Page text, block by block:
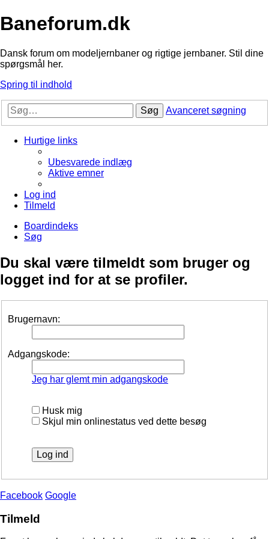
Baneforum.dk
Dansk forum om modeljernbaner og rigtige jernbaner. Stil dine
spørgsmål her.
Spring til indhold
Søg Avanceret søgning
Hurtige links
Ubesvarede indlæg
Aktive emner
Log ind
Tilmeld
Boardindeks
Søg
Du skal være tilmeldt som bruger og
logget ind for at se profiler.
Brugernavn:
Adgangskode:
Jeg har glemt min adgangskode
Husk mig
Skjul min onlinestatus ved dette besøg
Facebook Google
Tilmeld